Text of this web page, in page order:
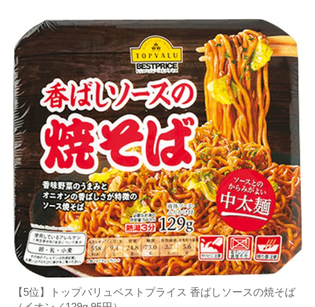
【5位】トップバリュベストプライス 香ばしソースの焼そば